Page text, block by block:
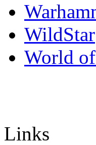
WildStar
World
Links